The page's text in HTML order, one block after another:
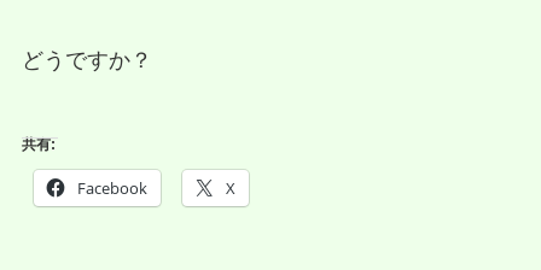
どうですか？
共有:
Facebook X